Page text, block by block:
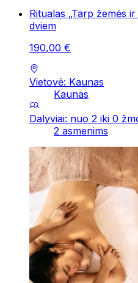
Ritualas „Tarp žemės
dviem
190,00 €
Vietovė: Kaunas
Kaunas
Dalyviai: nuo 2 iki 0
2 asmenims